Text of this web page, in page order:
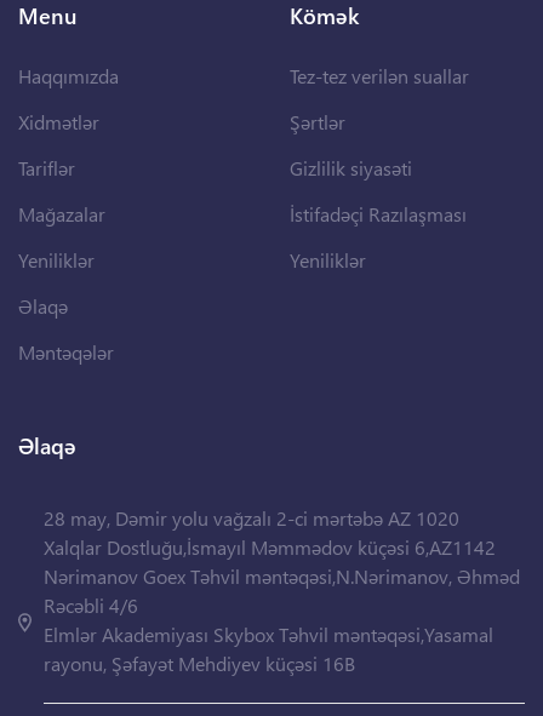
Menu
Haqqımızda
Xidmətlər
Tariflər
Mağazalar
Yeniliklər
Əlaqə
Məntəqələr
Kömək
Tez-tez verilən suallar
Şərtlər
Gizlilik siyasəti
İstifadəçi Razılaşması
Yeniliklər
Əlaqə
28 may, Dəmir yolu vağzalı 2-ci mərtəbə AZ 1020
Xalqlar Dostluğu,İsmayıl Məmmədov küçəsi 6,AZ1142
Nərimanov Goex Təhvil məntəqəsi,N.Nərimanov, Əhməd
Rəcəbli 4/6
Elmlər Akademiyası Skybox Təhvil məntəqəsi,Yasamal
rayonu, Şəfayət Mehdiyev küçəsi 16B